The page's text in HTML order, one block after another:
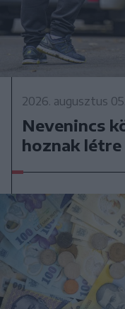
2026. augusztus
Nevenincs
hoznak